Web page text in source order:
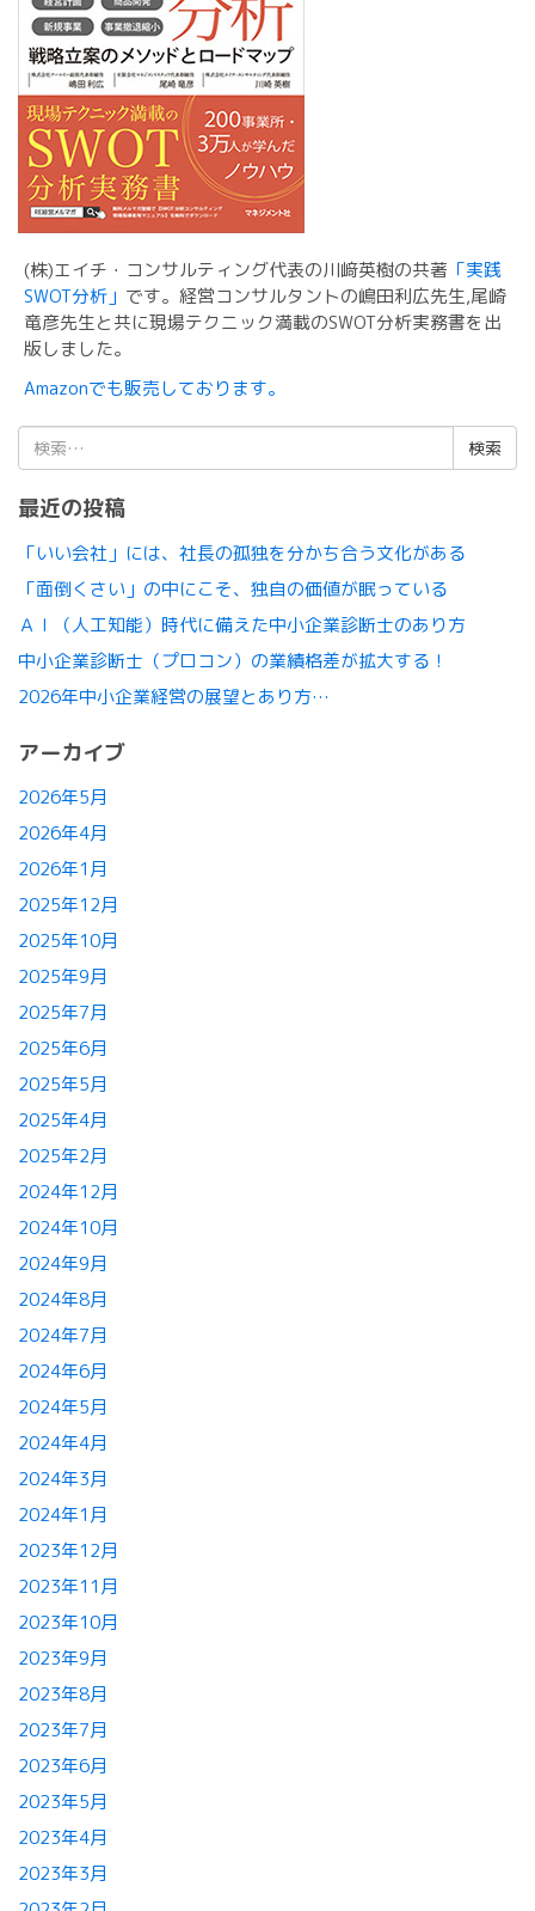
(株)エイチ・コンサルティング代表の川﨑英樹の共著 「実践
SWOT分析」 です。経営コンサルタントの嶋田利広先生,尾崎
竜彦先生と共に現場テクニック満載のSWOT分析実務書を出
版しました。
Amazonでも販売しております。
検
索:
最近の投稿
「いい会社」には、社長の孤独を分かち合う文化がある
「面倒くさい」の中にこそ、独自の価値が眠っている
ＡＩ（人工知能）時代に備えた中小企業診断士のあり方
中小企業診断士（プロコン）の業績格差が拡大する！
2026年中小企業経営の展望とあり方…
アーカイブ
2026年5月
2026年4月
2026年1月
2025年12月
2025年10月
2025年9月
2025年7月
2025年6月
2025年5月
2025年4月
2025年2月
2024年12月
2024年10月
2024年9月
2024年8月
2024年7月
2024年6月
2024年5月
2024年4月
2024年3月
2024年1月
2023年12月
2023年11月
2023年10月
2023年9月
2023年8月
2023年7月
2023年6月
2023年5月
2023年4月
2023年3月